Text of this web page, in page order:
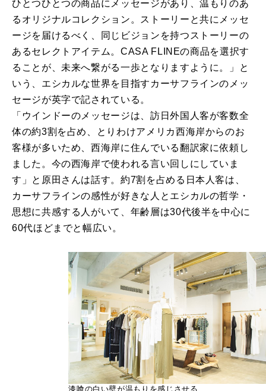
ひとつひとつの商品にメッセージがあり、温もりのあ
るオリジナルコレクション。ストーリーと共にメッセ
ージを届けるべく、同じビジョンを持つストーリーの
あるセレクトアイテム。CASA FLINEの商品を選択す
ることが、未来へ繋がる一歩となりますように。」と
いう、エシカルな世界を目指すカーサフラインのメッ
セージが英字で記されている。
「ウインドーのメッセージは、訪日外国人客が客数全
体の約3割を占め、とりわけアメリカ西海岸からのお
客様が多いため、西海岸に住んでいる翻訳家に依頼し
ました。今の西海岸で使われる言い回しにしていま
す」と原田さんは話す。約7割を占める日本人客は、
カーサフラインの感性が好きな人とエシカルの哲学・
思想に共感する人がいて、年齢層は30代後半を中心に
60代ほどまでと幅広い。
漆喰の白い壁が温もりを感じさせる